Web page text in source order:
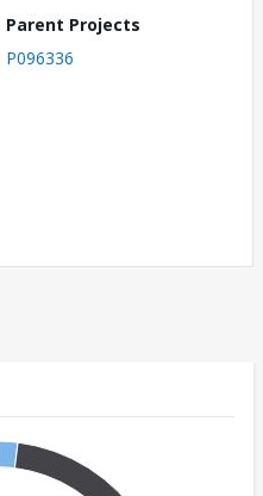
Parent Projects
P096336